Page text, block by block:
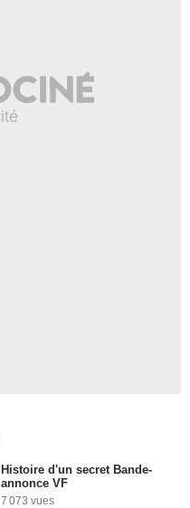
Histoire d'un secret Bande-
annonce VF
7 073 vues